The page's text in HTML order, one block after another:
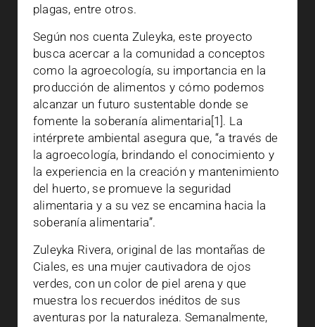
plagas, entre otros.
Según nos cuenta Zuleyka, este proyecto
busca acercar a la comunidad a conceptos
como la agroecología, su importancia en la
producción de alimentos y cómo podemos
alcanzar un futuro sustentable donde se
fomente la soberanía alimentaria[1]. La
intérprete ambiental asegura que, “a través de
la agroecología, brindando el conocimiento y
la experiencia en la creación y mantenimiento
del huerto, se promueve la seguridad
alimentaria y a su vez se encamina hacia la
soberanía alimentaria”.
Zuleyka Rivera, original de las montañas de
Ciales, es una mujer cautivadora de ojos
verdes, con un color de piel arena y que
muestra los recuerdos inéditos de sus
aventuras por la naturaleza. Semanalmente,